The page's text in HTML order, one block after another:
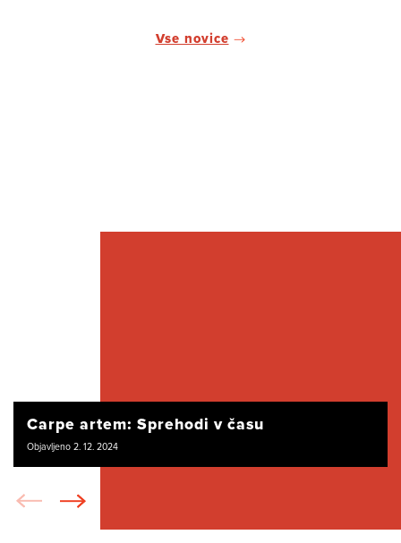
Vse novice
Carpe artem: Sprehodi v času
Objavljeno 2. 12. 2024